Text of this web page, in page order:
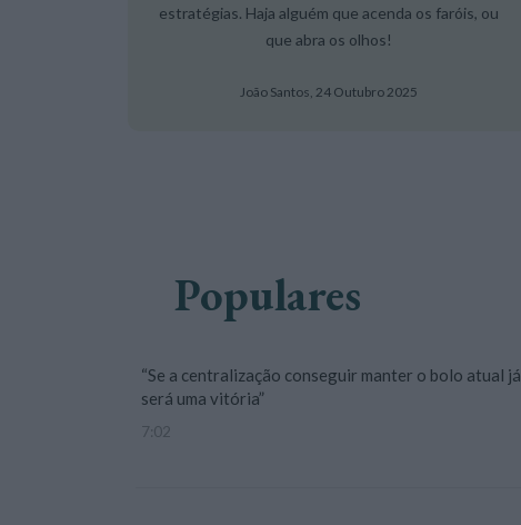
estratégias. Haja alguém que acenda os faróis, ou
que abra os olhos!
João Santos, 24 Outubro 2025
Populares
“Se a centralização conseguir manter o bolo atual já
será uma vitória”
7:02